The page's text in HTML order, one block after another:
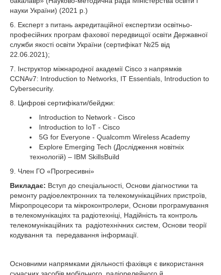
науки України) (2021 р.)
6. Експерт з питань акредитаційної експертизи освітньо-
професійних програм фахової передвищої освіти Державної
служби якості освіти України (сертифікат №25 від
22.06.2021);
7. Інструктор міжнародної академії Cisco з напрямків
CCNAv7: Introduction to Networks, IT Essentials, Introduction to
Cybersecurity.
8. Цифрові сертифікати/бейджи:
Introduction to Network - Cisco
Introduction to IoT - Cisco
5G for Everyone - Qualcomm Wireless Academy
Explore Emerging Tech (Дослідження новітніх
технологій) – IBM SkillsBuild
9. Член ГО «Прогресивні»
Викладає: Вступ до спеціальності, Основи діагностики та
ремонту радіоелектронних та телекомунікаційних пристроїв,
Мікропроцесори та мікроконтролери, Основи програмування
в телекомунікаціях та радіотехніці, Надійність та контроль
телекомунікаційних та радіотехнічних систем, Основи теорії
кодування та передавання інформації.
Основними напрямками діяльності фахівця є використання